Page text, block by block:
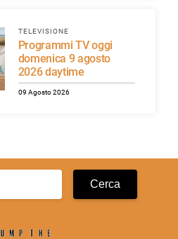
TELEVISIONE
Programmi TV oggi
domenica 9 agosto
2026 daytime
09 Agosto 2026